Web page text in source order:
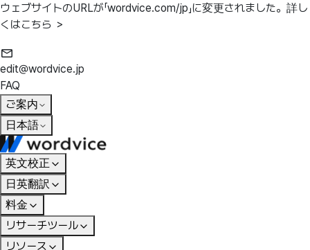
ウェブサイトのURLが「wordvice.com/jp」に変更されました。 詳し
くはこちら ＞
edit@wordvice.jp
FAQ
ご案内
日本語
英文校正
日英翻訳
料金
リサーチツール
リソース